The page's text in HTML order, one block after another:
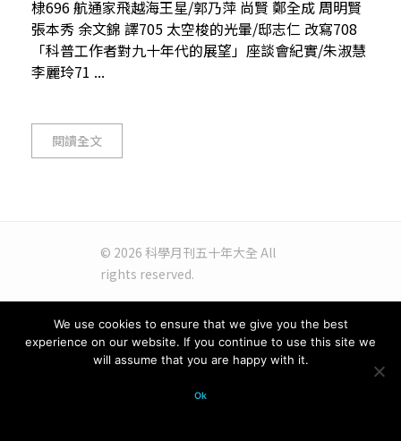
棣696 航通家飛越海王星/郭乃萍 尚賢 鄭全成 周明賢
張本秀 余文錦 譯705 太空梭的光暈/邸志仁 改寫708
「科普工作者對九十年代的展望」座談會紀實/朱淑慧
李麗玲71 ...
閱讀全文
© 2026 科學月刊五十年大全 All
rights reserved.
We use cookies to ensure that we give you the best
experience on our website. If you continue to use this site we
will assume that you are happy with it.
Ok